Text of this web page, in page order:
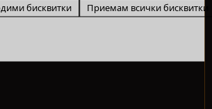
бисквитки Приемам всички бисквитки